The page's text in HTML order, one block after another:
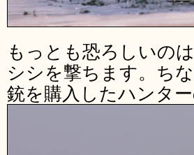
もっとも恐ろしいの
シシを撃ちます。ち
銃を購入したハンタ